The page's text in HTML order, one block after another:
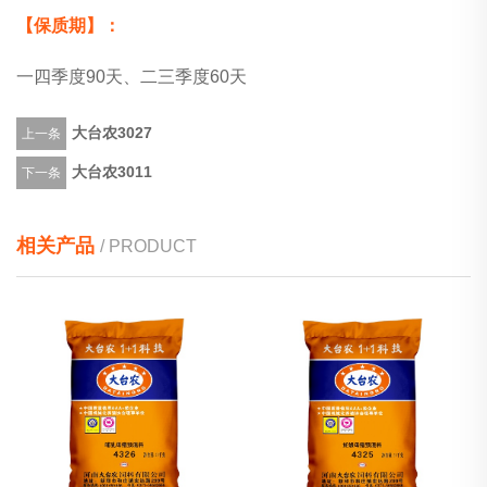
【保质期】：
一四季度90天、二三季度60天
上一条 大台农3027
下一条 大台农3011
相关产品 / PRODUCT